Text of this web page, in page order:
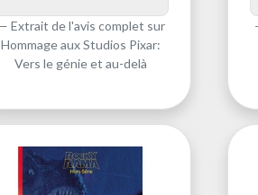
Extrait de l'avis complet sur
Hommage aux Studios Pixar:
Vers le génie et au-delà